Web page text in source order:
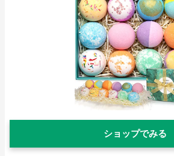
ショップでみる